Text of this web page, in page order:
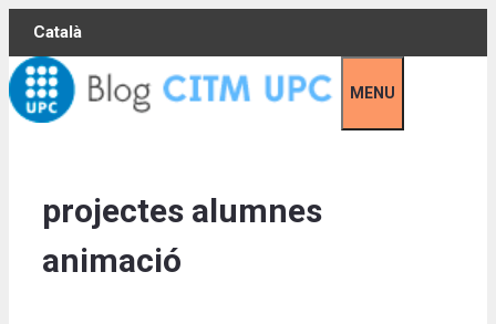
Skip
content
Català
MENU
projectes alumnes
animació